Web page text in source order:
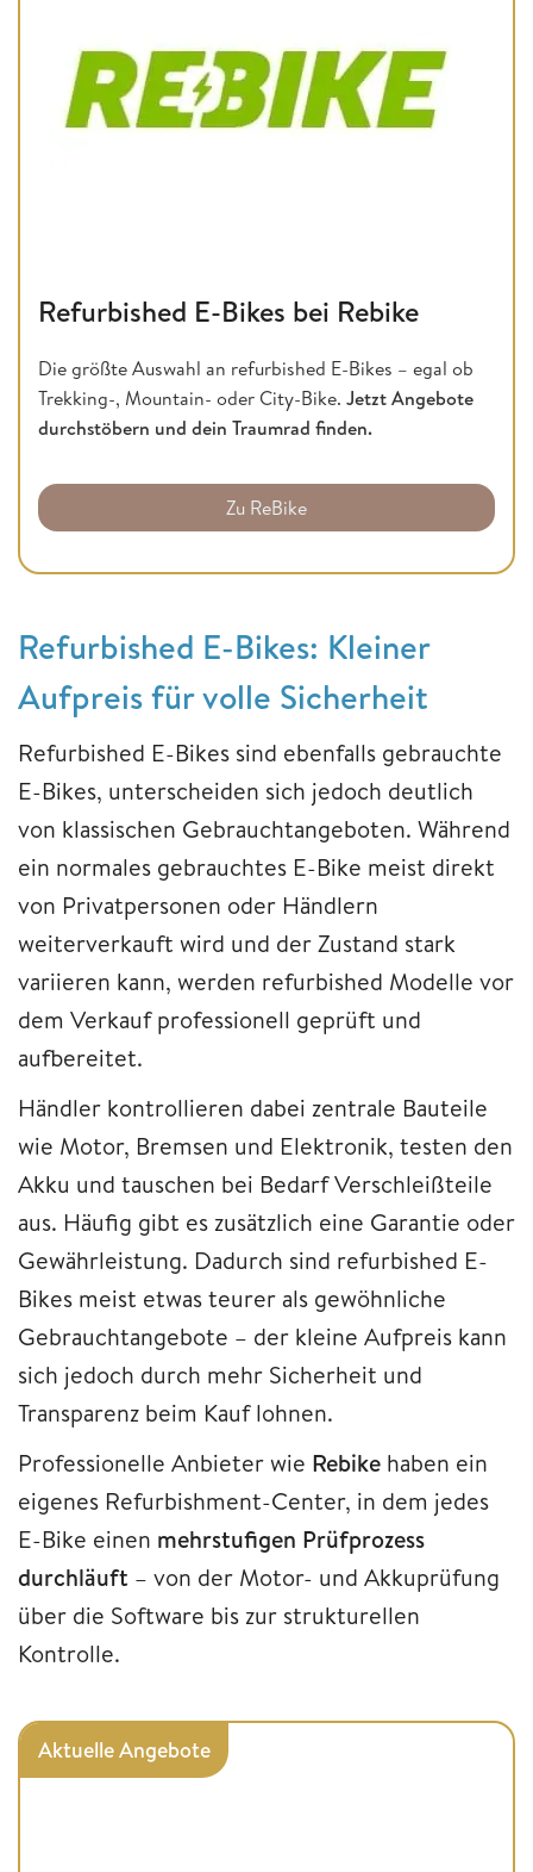
Refurbished E-Bikes bei Rebike
Die größte Auswahl an refurbished E-Bikes – egal ob
Trekking-, Mountain- oder City-Bike. Jetzt Angebote
durchstöbern und dein Traumrad finden.
Zu ReBike
Refurbished E-Bikes: Kleiner
Aufpreis für volle Sicherheit
Refurbished E-Bikes sind ebenfalls gebrauchte
E-Bikes, unterscheiden sich jedoch deutlich
von klassischen Gebrauchtangeboten. Während
ein normales gebrauchtes E-Bike meist direkt
von Privatpersonen oder Händlern
weiterverkauft wird und der Zustand stark
variieren kann, werden refurbished Modelle vor
dem Verkauf professionell geprüft und
aufbereitet.
Händler kontrollieren dabei zentrale Bauteile
wie Motor, Bremsen und Elektronik, testen den
Akku und tauschen bei Bedarf Verschleißteile
aus. Häufig gibt es zusätzlich eine Garantie oder
Gewährleistung. Dadurch sind refurbished E-
Bikes meist etwas teurer als gewöhnliche
Gebrauchtangebote – der kleine Aufpreis kann
sich jedoch durch mehr Sicherheit und
Transparenz beim Kauf lohnen.
Professionelle Anbieter wie Rebike haben ein
eigenes Refurbishment-Center, in dem jedes
E-Bike einen mehrstufigen Prüfprozess
durchläuft – von der Motor- und Akkuprüfung
über die Software bis zur strukturellen
Kontrolle.
Aktuelle Angebote